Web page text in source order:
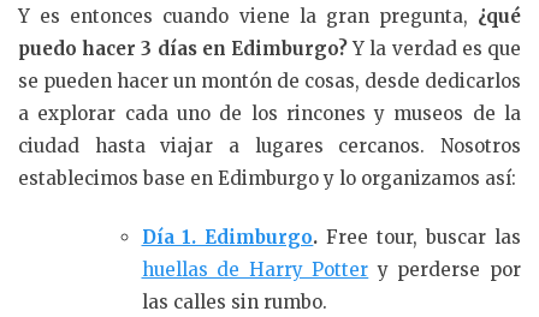
Y es entonces cuando viene la gran pregunta, ¿qué
puedo hacer 3 días en Edimburgo?Y la verdad es que
se pueden hacer un montón de cosas, desde dedicarlos
a explorar cada uno de los rincones y museos de la
ciudad hasta viajar a lugares cercanos. Nosotros
establecimos base en Edimburgo y lo organizamos así:
Día 1. Edimburgo.Free tour, buscar las
huellas de Harry Potter y perderse por
las calles sin rumbo.